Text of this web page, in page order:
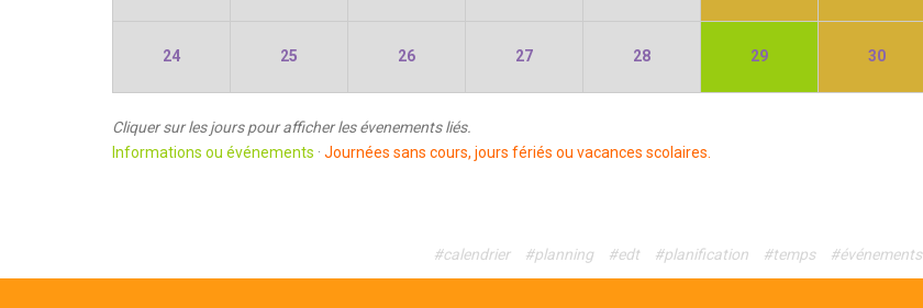
24 25 26 27 28 29 30
Cliquer sur les jours pour afficher les évenements liés.
Informations ou événements · Journées sans cours, jours fériés ou vacances scolaires.
#calendrier #planning #edt #planification #temps #événements